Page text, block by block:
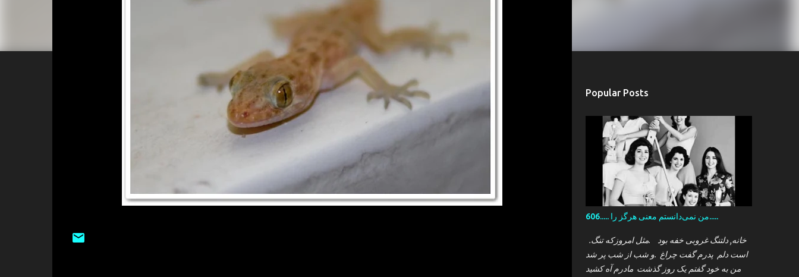
Popular Posts
606..... من نمی‌دانستم معنی هرگز را.....
.خانه, دلتنگ غروبی خفه بود .مثل امروزکه تنگ
است دلم پدرم گفت چراغ .و شب از شب پر شد
من به خود گفتم یک روز گذشت مادرم آه کشید